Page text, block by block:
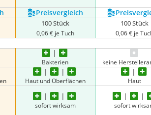
Preis­vergleich
100 Stück
0,06 € je Tuch
100 Stück
0,06 € je
Bakterien keine
Haut und Oberflächen Haut
sofort wirksam sofort